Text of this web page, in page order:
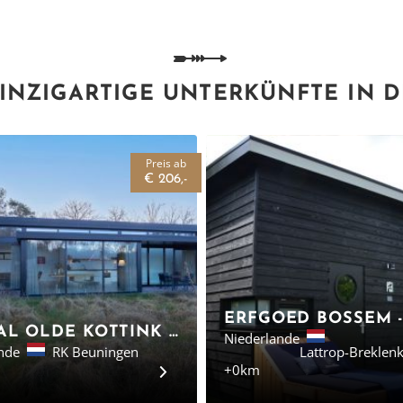
UNTERKÜNFTE IN
LANDAL OLDE KOTTINK - FERIENHÄUSER, BEUNINGEN
RK Beuningen
Preis ab
€ 206,-
Niederlande
Lattrop-
+0km